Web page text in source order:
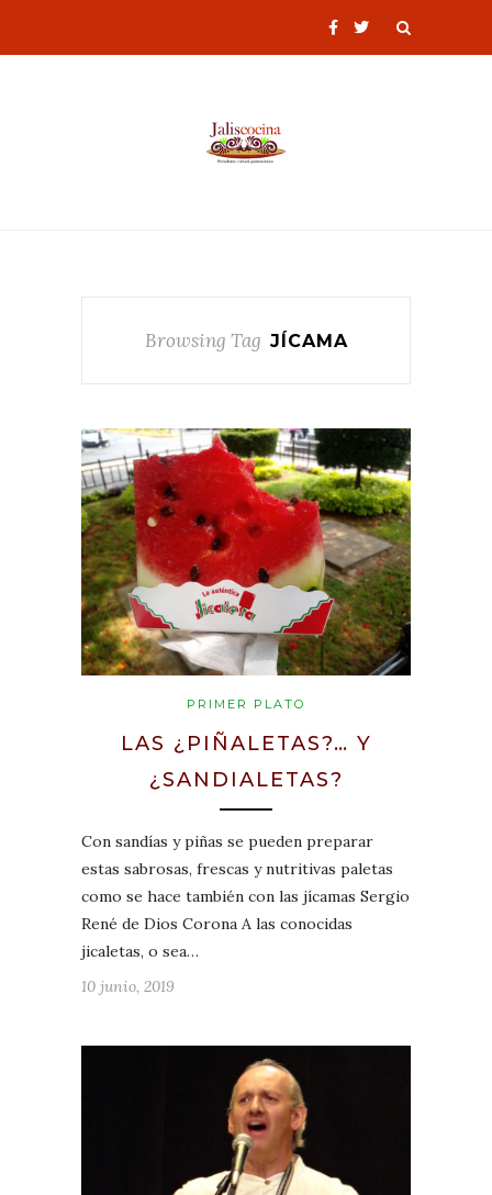
Browsing Tag JÍCAMA
PRIMER PLATO
LAS ¿PIÑALETAS?… Y
¿SANDIALETAS?
Con sandías y piñas se pueden preparar
estas sabrosas, frescas y nutritivas paletas
como se hace también con las jícamas Sergio
René de Dios Corona A las conocidas
jicaletas, o sea…
10 junio, 2019